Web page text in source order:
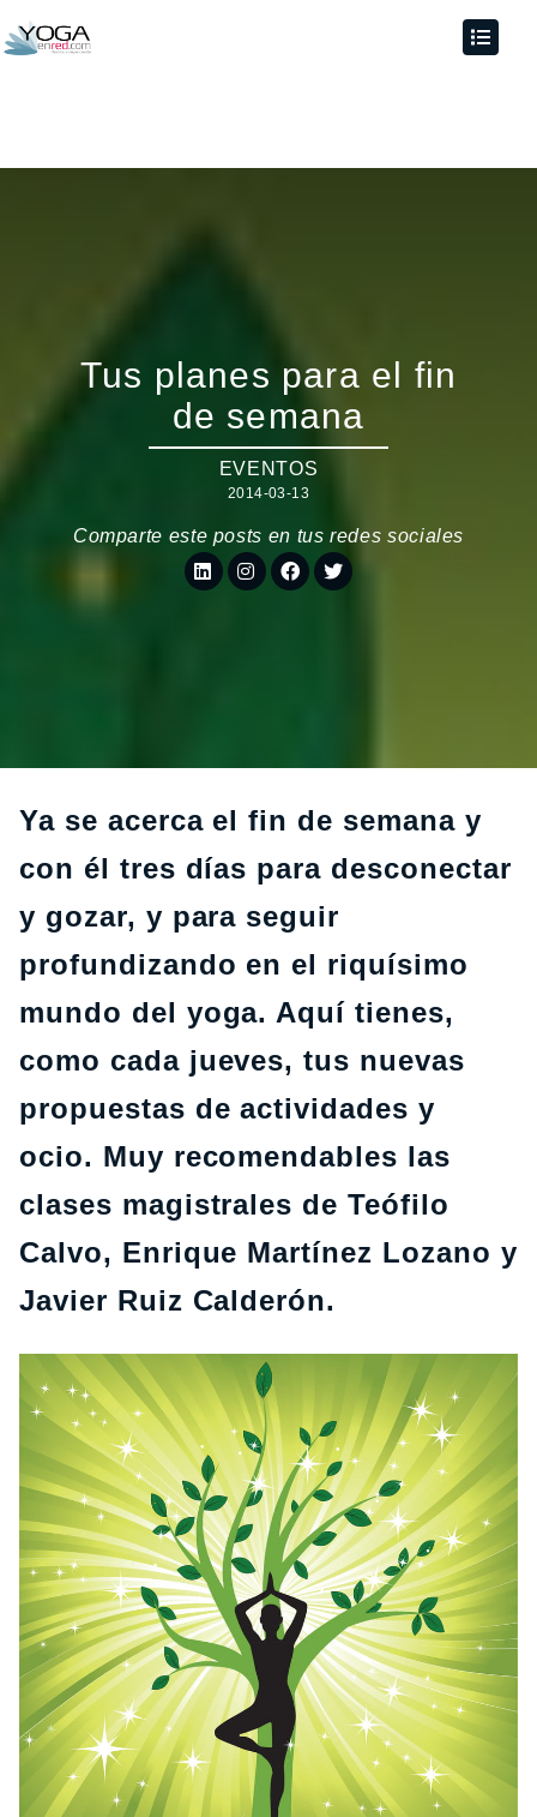
Tus planes para el fin
de semana
EVENTOS
2014-03-13
Comparte este posts en tus redes sociales
Ya se acerca el fin de semana y
con él tres días para desconectar
y gozar, y para seguir
profundizando en el riquísimo
mundo del yoga. Aquí tienes,
como cada jueves, tus nuevas
propuestas de actividades y
ocio. Muy recomendables las
clases magistrales de Teófilo
Calvo, Enrique Martínez Lozano y
Javier Ruiz Calderón.